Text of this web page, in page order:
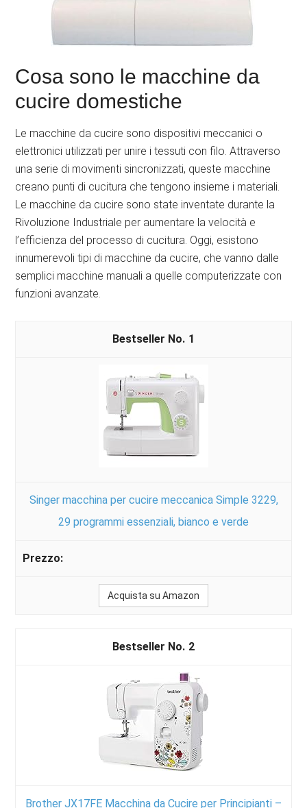
Cosa sono le macchine da
cucire domestiche
Le macchine da cucire sono dispositivi meccanici o
elettronici utilizzati per unire i tessuti con filo. Attraverso
una serie di movimenti sincronizzati, queste macchine
creano punti di cucitura che tengono insieme i materiali.
Le macchine da cucire sono state inventate durante la
Rivoluzione Industriale per aumentare la velocità e
l’efficienza del processo di cucitura. Oggi, esistono
innumerevoli tipi di macchine da cucire, che vanno dalle
semplici macchine manuali a quelle computerizzate con
funzioni avanzate.
1
Singer macchina per cucire meccanica Simple 3229,
29 programmi essenziali, bianco e verde
Acquista su Amazon
2
Brother JX17FE Macchina da Cucire per Principianti –